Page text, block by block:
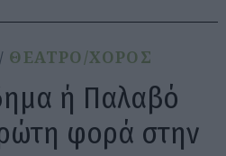
ΘΕΑΤΡΟ/ΧΟΡΟΣ
ή Παλαβό
φορά στην